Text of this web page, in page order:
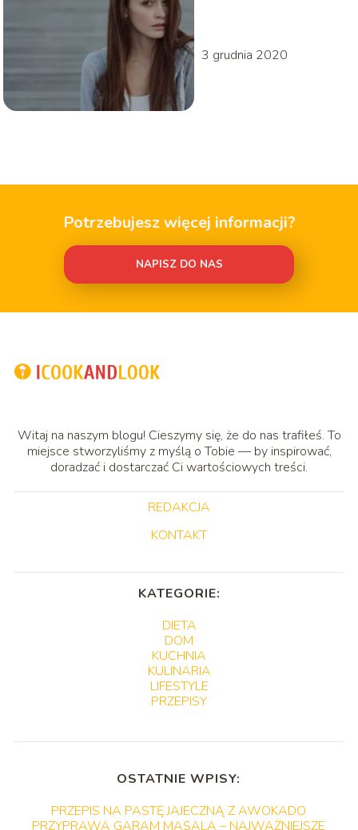
3 grudnia 2020
Potrzebujesz więcej informacji?
NAPISZ DO NAS
Witaj na naszym blogu! Cieszymy się, że do nas trafiłeś. To
miejsce stworzyliśmy z myślą o Tobie — by inspirować,
doradzać i dostarczać Ci wartościowych treści.
REDAKCJA
KONTAKT
KATEGORIE:
DIETA
DOM
KUCHNIA
KULINARIA
LIFESTYLE
PRZEPISY
OSTATNIE WPISY:
PRZEPIS NA PASTĘ JAJECZNĄ Z AWOKADO
PRZYPRAWA GARAM MASALA – NAJWAŻNIEJSZE